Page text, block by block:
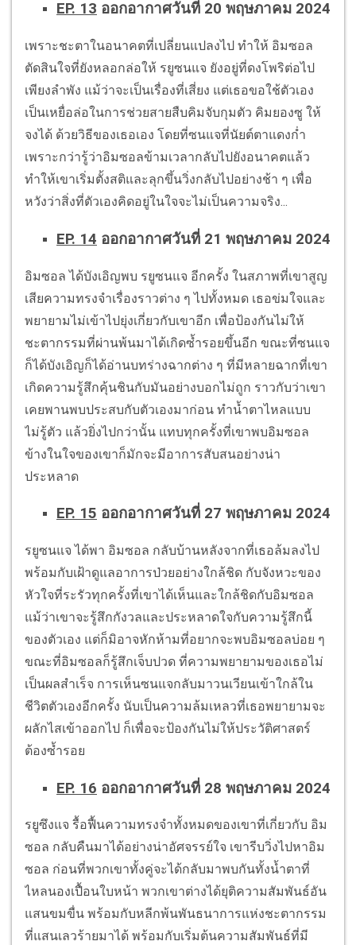
EP. 13 ออกอากาศวันที่ 20 พฤษภาคม 2024
เพราะชะตาในอนาคตที่เปลี่ยนแปลงไป ทำให้ อิมซอล
ตัดสินใจที่ยังหลอกล่อให้ รยูซนแจ ยังอยู่ที่ดงโพริต่อไป
เพียงลำพัง แม้ว่าจะเป็นเรื่องที่เสี่ยง แต่เธอขอใช้ตัวเอง
เป็นเหยื่อล่อในการช่วยสายสืบคิมจับกุมตัว คิมยองซู ให้
จงได้ ด้วยวิธีของเธอเอง โดยที่ซนแจที่นัยต์ตาแดงก่ำ
เพราะกว่ารู้ว่าอิมซอลข้ามเวลากลับไปยังอนาคตแล้ว
ทำให้เขาเริ่มตั้งสติและลุกขึ้นวิ่งกลับไปอย่างช้า ๆ เพื่อ
หวังว่าสิ่งที่ตัวเองคิดอยู่ในใจจะไม่เป็นความจริง...
EP. 14 ออกอากาศวันที่ 21 พฤษภาคม 2024
อิมซอล ได้บังเอิญพบ รยูซนแจ อีกครั้ง ในสภาพที่เขาสูญ
เสียความทรงจำเรื่องราวต่าง ๆ ไปทั้งหมด เธอข่มใจและ
พยายามไม่เข้าไปยุ่งเกี่ยวกับเขาอีก เพื่อป้องกันไม่ให้
ชะตากรรมที่ผ่านพ้นมาได้เกิดซ้ำรอยขึ้นอีก ขณะที่ซนแจ
ก็ได้บังเอิญก็ได้อ่านบทร่างฉากต่าง ๆ ที่มีหลายฉากที่เขา
เกิดความรู้สึกคุ้นชินกับมันอย่างบอกไม่ถูก ราวกับว่าเขา
เคยพานพบประสบกับตัวเองมาก่อน ทำน้ำตาไหลแบบ
ไม่รู้ตัว แล้วยิ่งไปกว่านั้น แทบทุกครั้งที่เขาพบอิมซอล
ข้างในใจของเขาก็มักจะมีอาการสับสนอย่างน่า
ประหลาด
EP. 15 ออกอากาศวันที่ 27 พฤษภาคม 2024
รยูซนแจ ได้พา อิมซอล กลับบ้านหลังจากที่เธอล้มลงไป
พร้อมกับเฝ้าดูแลอาการป่วยอย่างใกล้ชิด กับจังหวะของ
หัวใจที่ระรัวทุกครั้งที่เขาได้เห็นและใกล้ชิดกับอิมซอล
แม้ว่าเขาจะรู้สึกกังวลและประหลาดใจกับความรู้สึกนี้
ของตัวเอง แต่ก็มิอาจหักห้ามที่อยากจะพบอิมซอลบ่อย ๆ
ขณะที่อิมซอลก็รู้สึกเจ็บปวด ที่ความพยายามของเธอไม่
เป็นผลสำเร็จ การเห็นซนแจกลับมาวนเวียนเข้าใกล้ใน
ชีวิตตัวเองอีกครั้ง นับเป็นความล้มเหลวที่เธอพยายามจะ
ผลักไสเข้าออกไป ก็เพื่อจะป้องกันไม่ให้ประวัติศาสตร์
ต้องซ้ำรอย
EP. 16 ออกอากาศวันที่ 28 พฤษภาคม 2024
รยูซึงแจ รื้อฟื้นความทรงจำทั้งหมดของเขาที่เกี่ยวกับ อิม
ซอล กลับคืนมาได้อย่างน่าอัศจรรย์ใจ เขารีบวิ่งไปหาอิม
ซอล ก่อนที่พวกเขาทั้งคู่จะได้กลับมาพบกันทั้งน้ำตาที่
ไหลนองเปื้อนใบหน้า พวกเขาต่างได้ยุติความสัมพันธ์อัน
แสนขมขื่น พร้อมกับหลีกพ้นพันธนาการแห่งชะตากรรม
ที่แสนเลวร้ายมาได้ พร้อมกับเริ่มต้นความสัมพันธ์ที่มี